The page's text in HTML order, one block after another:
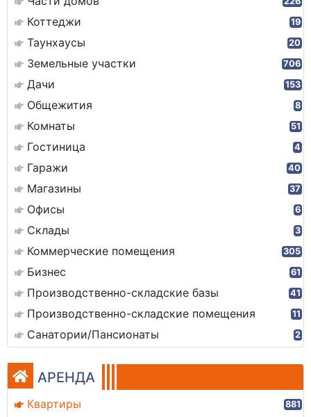
Коттеджи 19
Таунхаусы 20
Земельные участки 706
Дачи 153
Общежития 8
Комнаты 51
Гостиница 4
Гаражи 40
Магазины 37
Офисы 6
Склады 3
Коммерческие помещения 305
Бизнес 61
Производственно-складские базы 41
Производственно-складские помещения 11
Санатории/Пансионаты 2
АРЕНДА
Квартиры 881